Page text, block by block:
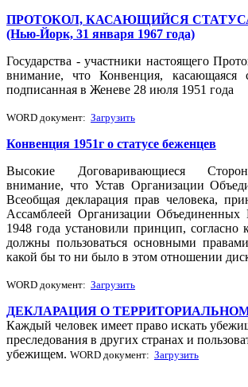
ПРОТОКОЛ, КАСАЮЩИЙСЯ
(Нью-Йорк, 31 января 1967 года)
Государства - участники настоящего
внимание, что Конвенция, касающаяся
подписанная в Женеве 28 июля 1951 года
WORD документ: Загрузить
Конвенция 1951г о статусе беженцев
Высокие Договаривающиеся
внимание, что Устав Организации
Всеобщая декларация прав человека,
Ассамблеей Организации Объединенных
1948 года установили принцип, согласно
должны пользоваться основными
какой бы то ни было в этом отношении
WORD документ: Загрузить
ДЕКЛАРАЦИЯ О
Каждый человек имеет право искать
преследования в других странах и
убежищем. WORD документ: Загрузить